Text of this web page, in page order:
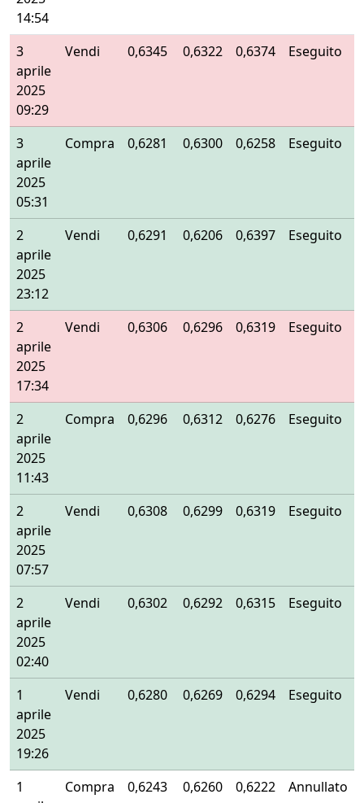
14:54
3
aprile
2025
09:29
Vendi 0,6345 0,6322 0,6374 Eseguito
3
aprile
2025
05:31
Compra 0,6281 0,6300 0,6258 Eseguito
2
aprile
2025
23:12
Vendi 0,6291 0,6206 0,6397 Eseguito
2
aprile
2025
17:34
Vendi 0,6306 0,6296 0,6319 Eseguito
2
aprile
2025
11:43
Compra 0,6296 0,6312 0,6276 Eseguito
2
aprile
2025
07:57
Vendi 0,6308 0,6299 0,6319 Eseguito
2
aprile
2025
02:40
Vendi 0,6302 0,6292 0,6315 Eseguito
1
aprile
2025
19:26
Vendi 0,6280 0,6269 0,6294 Eseguito
1
Compra 0,6243 0,6260 0,6222 Annullato